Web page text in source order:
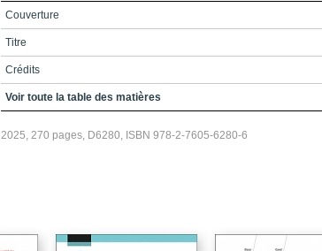
Couverture
Titre
Crédits
Préface – Bruno Marchand
Les chapitres et les thèmes de l’ouvrage
Voir toute la table des matières
2025, 270 pages, D6280, ISBN 978-2-7605-6280-6